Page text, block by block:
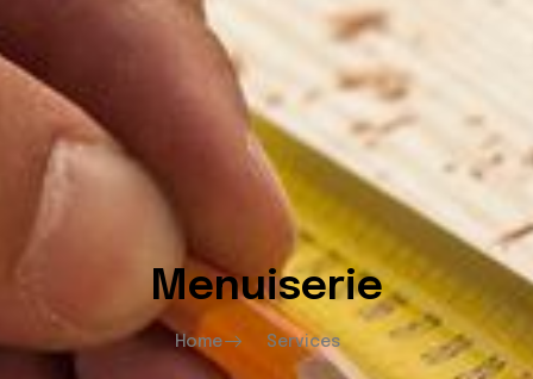
Menuiserie
Home Services